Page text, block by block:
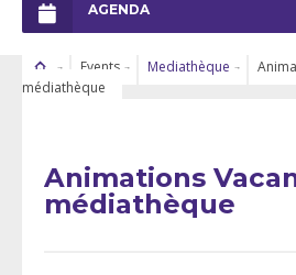
AGENDA
Events Mediathèque
médiathèque
Animations
médiathèque